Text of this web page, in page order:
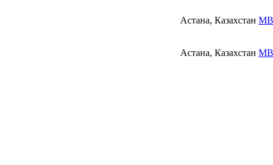
Астана, Казахстан
Астана, Казахстан